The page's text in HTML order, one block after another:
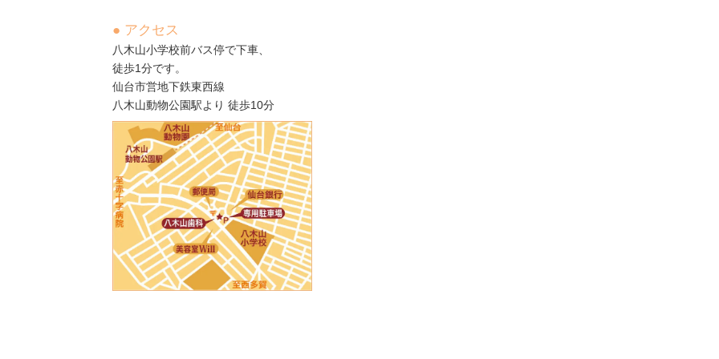
● アクセス
八木山小学校前バス停で下車、
徒歩1分です。
仙台市営地下鉄東西線
八木山動物公園駅より 徒歩10分